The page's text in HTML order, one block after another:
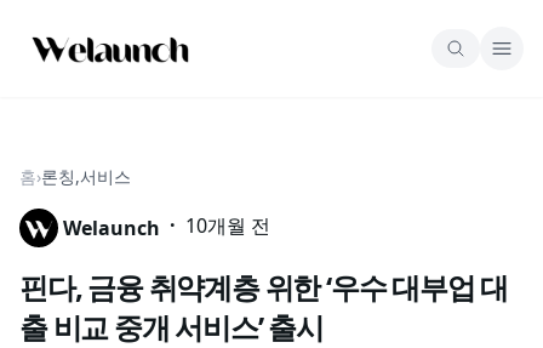
홈›론칭,서비스
Welaunch · 10개월 전
핀다, 금융 취약계층 위한 ‘우수 대부업 대
출 비교 중개 서비스’ 출시